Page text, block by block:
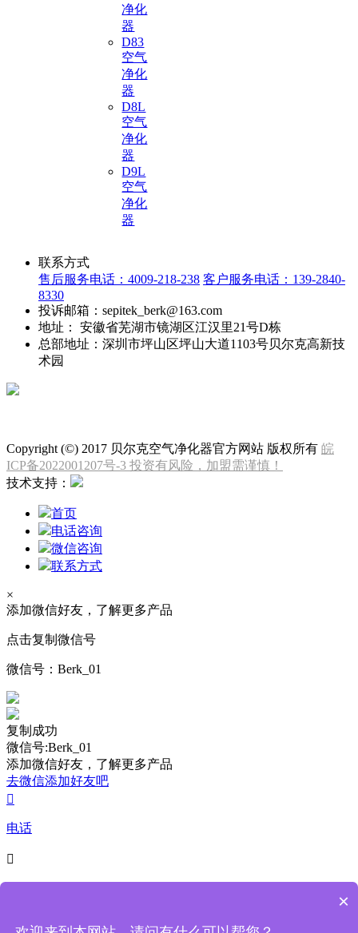
净化
器
D83
空气
净化
器
D8L
空气
净化
器
D9L
空气
净化
器
联系方式
售后服务电话：4009-218-238 客户服务电话：139-2840-
8330
投诉邮箱：sepitek_berk@163.com
地址： 安徽省芜湖市镜湖区江汉里21号D栋
总部地址：深圳市坪山区坪山大道1103号贝尔克高新技
术园
Copyright (©) 2017 贝尔克空气净化器官方网站 版权所有 皖
ICP备2022001207号-3 投资有风险，加盟需谨慎！
技术支持：
首页
电话咨询
微信咨询
联系方式
×
添加微信好友，了解更多产品
点击复制微信号
微信号： Berk_01
复制成功
微信号:Berk_01
添加微信好友，了解更多产品
去微信添加好友吧

电话

×